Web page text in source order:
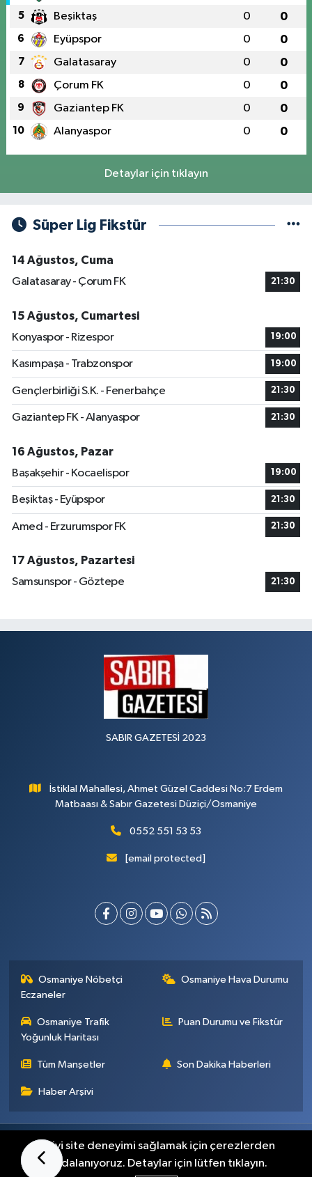
5 Beşiktaş 0 0
6 Eyüpspor 0 0
7 Galatasaray 0 0
8 Çorum FK 0 0
9 Gaziantep FK 0 0
10 Alanyaspor 0 0
Detaylar için tıklayın
Süper Lig Fikstür
14 Ağustos, Cuma
Galatasaray - Çorum FK
21:30
15 Ağustos, Cumartesi
Konyaspor - Rizespor
19:00
Kasımpaşa - Trabzonspor 19:00
Gençlerbirliği S.K. - Fenerbahçe 21:30
Gaziantep FK - Alanyaspor 21:30
16 Ağustos, Pazar
Başakşehir - Kocaelispor
19:00
Beşiktaş - Eyüpspor 21:30
Amed - Erzurumspor FK 21:30
17 Ağustos, Pazartesi
Samsunspor - Göztepe
21:30
SABIR GAZETESİ 2023
İstiklal Mahallesi, Ahmet Güzel Caddesi No:7 Erdem
Matbaası & Sabır Gazetesi Düziçi/Osmaniye
0552 551 53 53
[email protected]
Osmaniye Nöbetçi
Eczaneler
Osmaniye Hava Durumu
Osmaniye Trafik
Yoğunluk Haritası
Puan Durumu ve Fikstür
Tüm Manşetler Son Dakika Haberleri
Haber Arşivi
Künye İletişim Gizlilik Sözleşmesi
En iyi site deneyimi sağlamak için çerezlerden
faydalanıyoruz. Detaylar için lütfen tıklayın.